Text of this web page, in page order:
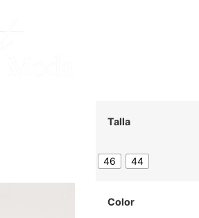
Talla
46 44
Color